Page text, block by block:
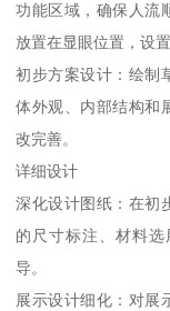
功能区域，确保人流
放置在显眼位置，设
初步方案设计：绘制
体外观、内部结构和
改完善。
详细设计
深化设计图纸：在初
的尺寸标注、材料
导。
展示设计细化：对展